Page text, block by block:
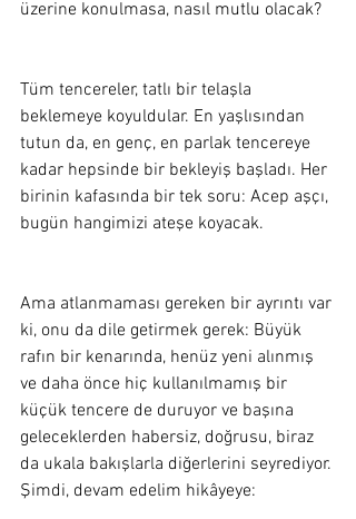
üzerine konulmasa, nasıl mutlu olacak?
Tüm tencereler, tatlı bir telaşla
beklemeye koyuldular. En yaşlısından
tutun da, en genç, en parlak tencereye
kadar hepsinde bir bekleyiş başladı. Her
birinin kafasında bir tek soru: Acep aşçı,
bugün hangimizi ateşe koyacak.
Ama atlanmaması gereken bir ayrıntı var
ki, onu da dile getirmek gerek: Büyük
rafın bir kenarında, henüz yeni alınmış
ve daha önce hiç kullanılmamış bir
küçük tencere de duruyor ve başına
geleceklerden habersiz, doğrusu, biraz
da ukala bakışlarla diğerlerini seyrediyor.
Şimdi, devam edelim hikâyeye: